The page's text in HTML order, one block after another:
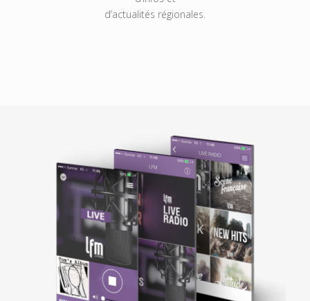
d’actualités régionales.